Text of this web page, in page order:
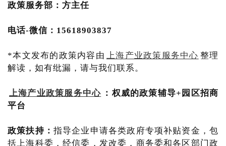
政策服务部 ：方主任
电话-微信：15618903837
*本文发布的政策内容由 上海产业政策服务中心 整理
解读，如有纰漏，请与我们联系。
上海产业政策服务中心 ：权威的政策辅导+园区招商
平台
政策扶持： 指导企业申请各类政府专项补贴资金，包
括上海科委，经信委，发改委，商务委和各区部门政